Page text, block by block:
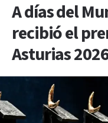
A días del
recibió el
Asturias